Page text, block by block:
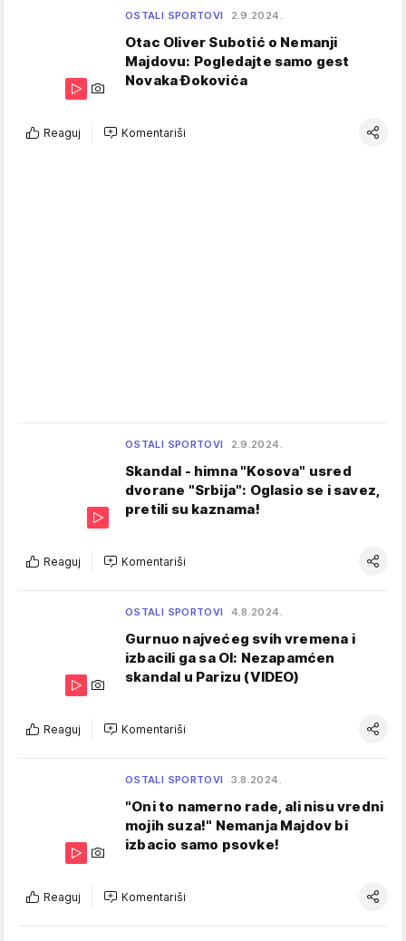
OSTALI SPORTOVI 2.9.2024.
Otac Oliver Subotić o Nemanji
Majdovu: Pogledajte samo gest
Novaka Đokovića
Reaguj Komentariši
OSTALI SPORTOVI 2.9.2024.
Skandal - himna "Kosova" usred
dvorane "Srbija": Oglasio se i savez,
pretili su kaznama!
Reaguj Komentariši
OSTALI SPORTOVI 4.8.2024.
Gurnuo najvećeg svih vremena i
izbacili ga sa OI: Nezapamćen
skandal u Parizu (VIDEO)
Reaguj Komentariši
OSTALI SPORTOVI 3.8.2024.
"Oni to namerno rade, ali nisu vredni
mojih suza!" Nemanja Majdov bi
izbacio samo psovke!
Reaguj Komentariši